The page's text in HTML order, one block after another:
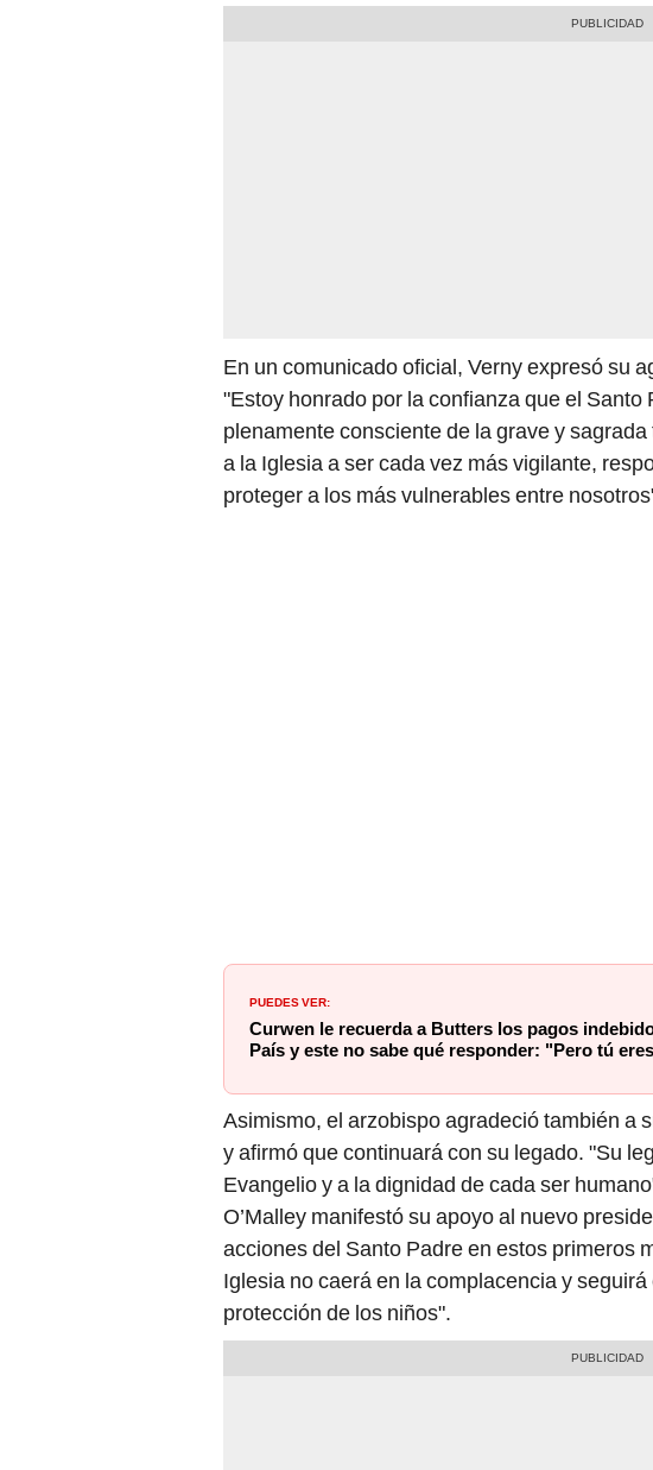
En un comunicado oficial, Verny expresó su
"Estoy honrado por la confianza que el Santo
plenamente consciente de la grave y
a la Iglesia a ser cada vez más vigilante,
proteger a los más vulnerables entre
PUEDES VER:
Curwen le recuerda a Butters los pagos
País y este no sabe qué responder: "Pero tú
Asimismo, el arzobispo agradeció también a
y afirmó que continuará con su legado. "Su
Evangelio y a la dignidad de cada ser
O’Malley manifestó su apoyo al nuevo
acciones del Santo Padre en estos primeros
Iglesia no caerá en la complacencia y
protección de los niños".